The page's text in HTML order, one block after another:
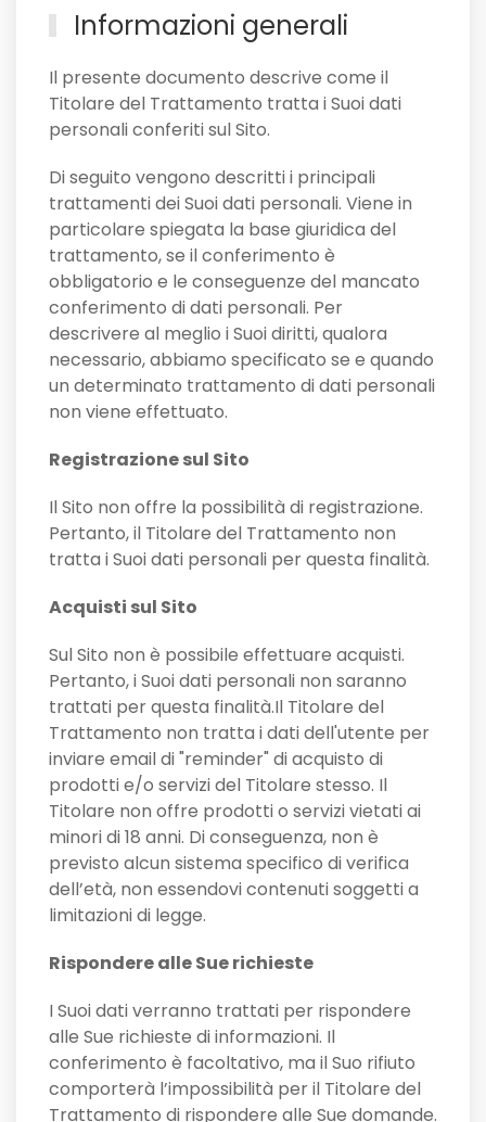
Informazioni generali
Il presente documento descrive come il
Titolare del Trattamento tratta i Suoi dati
personali conferiti sul Sito.
Di seguito vengono descritti i principali
trattamenti dei Suoi dati personali. Viene in
particolare spiegata la base giuridica del
trattamento, se il conferimento è
obbligatorio e le conseguenze del mancato
conferimento di dati personali. Per
descrivere al meglio i Suoi diritti, qualora
necessario, abbiamo specificato se e quando
un determinato trattamento di dati personali
non viene effettuato.
Registrazione sul Sito
Il Sito non offre la possibilità di registrazione.
Pertanto, il Titolare del Trattamento non
tratta i Suoi dati personali per questa finalità.
Acquisti sul Sito
Sul Sito non è possibile effettuare acquisti.
Pertanto, i Suoi dati personali non saranno
trattati per questa finalità.Il Titolare del
Trattamento non tratta i dati dell'utente per
inviare email di "reminder" di acquisto di
prodotti e/o servizi del Titolare stesso. Il
Titolare non offre prodotti o servizi vietati ai
minori di 18 anni. Di conseguenza, non è
previsto alcun sistema specifico di verifica
dell’età, non essendovi contenuti soggetti a
limitazioni di legge.
Rispondere alle Sue richieste
I Suoi dati verranno trattati per rispondere
alle Sue richieste di informazioni. Il
conferimento è facoltativo, ma il Suo rifiuto
comporterà l’impossibilità per il Titolare del
Trattamento di rispondere alle Sue domande.